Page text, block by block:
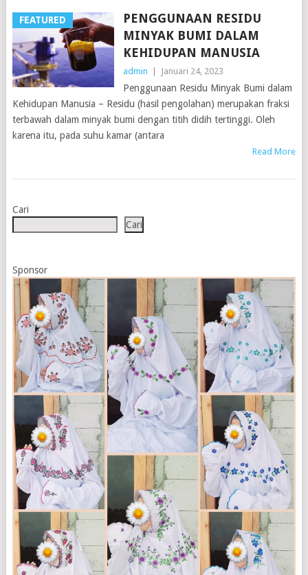
FEATURED
PENGGUNAAN RESIDU
MINYAK BUMI DALAM
KEHIDUPAN MANUSIA
admin Januari 24, 2023
Penggunaan Residu Minyak Bumi dalam
Kehidupan Manusia – Residu (hasil pengolahan) merupakan fraksi
terbawah dalam minyak bumi dengan titih didih tertinggi. Oleh
karena itu, pada suhu kamar (antara
Read More
Cari
Cari
Sponsor